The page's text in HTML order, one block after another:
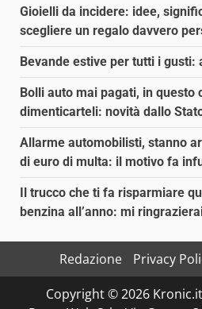
Gioielli da incidere: idee,
scegliere un regalo davvero
Bevande estive per tutti i gusti:
Bolli auto mai pagati, in questo
dimenticarteli: novità dallo
Allarme automobilisti, stanno
di euro di multa: il motivo fa
Il trucco che ti fa risparmiare
benzina all’anno: mi
Redazione Privacy
Copyright © 2026